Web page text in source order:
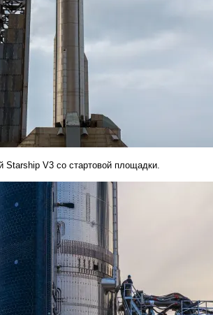
Starship V3 со стартовой площадки.